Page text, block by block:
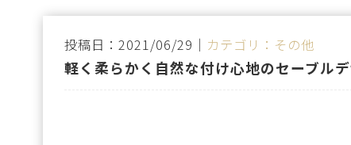
投稿日：2021/06/29｜ カテゴリ：その他
軽く柔らかく自然な付け心地のセーブル